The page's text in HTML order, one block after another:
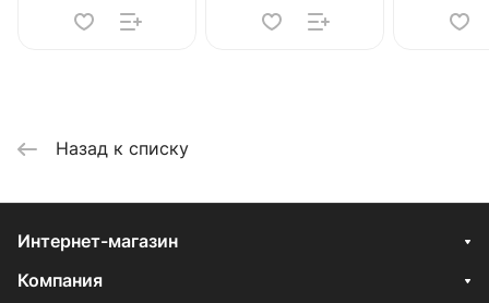
Назад к списку
Интернет-магазин
Компания